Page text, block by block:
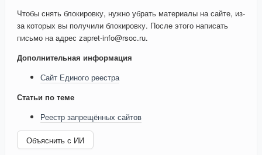
Чтобы снять блокировку, нужно убрать материалы на сайте, из-
за которых вы получили блокировку. После этого написать
письмо на адрес zapret-info@rsoc.ru.
Дополнительная информация
Сайт Единого реестра
Статьи по теме
Реестр запрещённых сайтов
Объяснить с ИИ